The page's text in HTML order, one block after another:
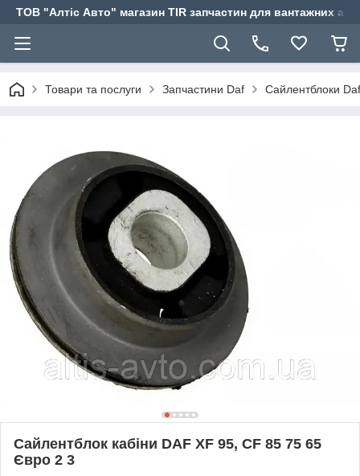
ТОВ "Алтіс Авто" магазин TIR запчастин для вантажних
Товари та послуги Запчастини Daf Сайлентблоки Daf
Сайлентблок кабіни DAF XF 95, CF 85 75 65
Євро 2 3